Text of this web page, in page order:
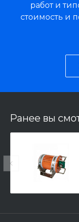
работ и
стоимость и
Ранее вы